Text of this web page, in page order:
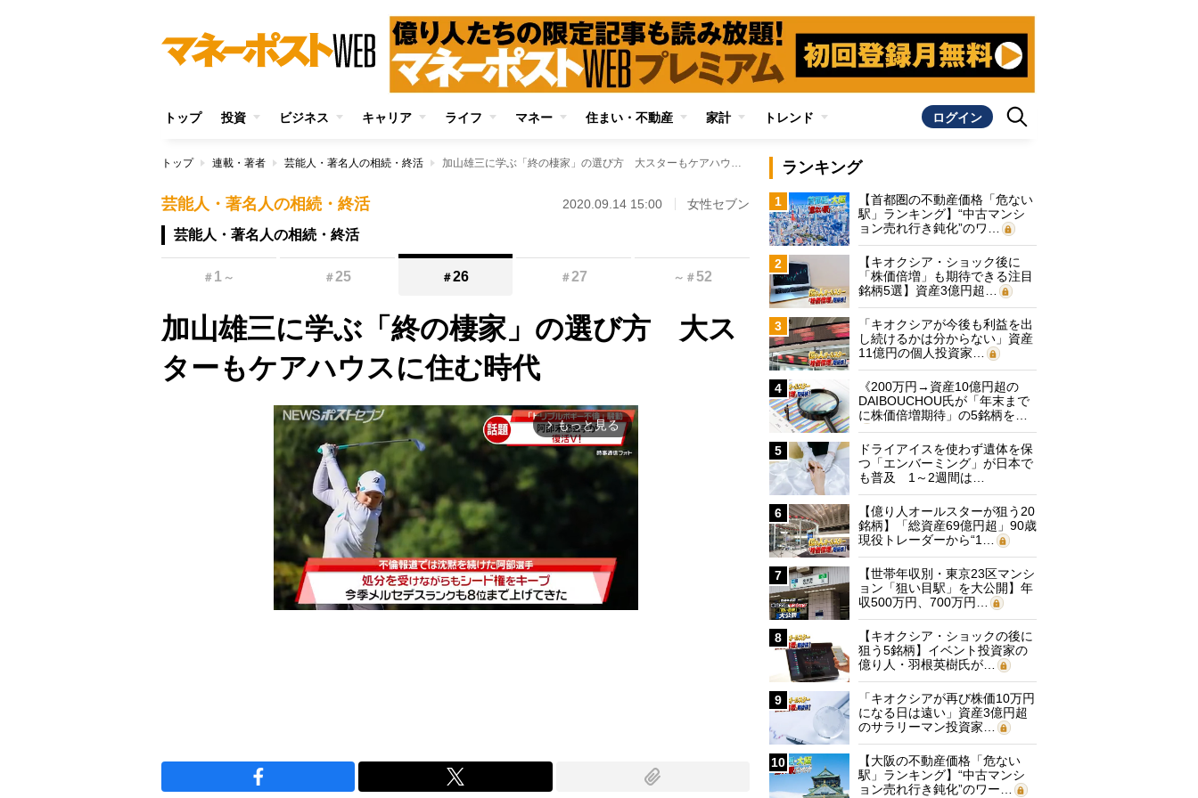
トップ 投資 ビジネス キャリア ライフ マネー 住まい・不動産 家計 トレンド ログイン
トップ 連載・著者 芸能人・著名人の相続・終活 加山雄三に学ぶ「終の棲家」の選び方 大スターもケアハウスに住む時代
芸能人・著名人の相続・終活 2020.09.14 15:00 女性セブン
芸能人・著名人の相続・終活
＃ 1 ～ ＃25 ＃26 ＃27 ～ ＃52
加山雄三に学ぶ「終の棲家」の選び方 大ス
ターもケアハウスに住む時代
arrow_forward_ios もっと見る
ランキング
1
【首都圏の不動産価格「危ない
駅」ランキング】“中古マンシ
ョン売れ行き鈍化”のワ…
2
【キオクシア・ショック後に
「株価倍増」も期待できる注目
銘柄5選】資産3億円超…
3
「キオクシアが今後も利益を出
し続けるかは分からない」資産
11億円の個人投資家…
4
《200万円→資産10億円超の
DAIBOUCHOU氏が「年末まで
に株価倍増期待」の5銘柄を…
5
ドライアイスを使わず遺体を保
つ「エンバーミング」が日本で
も普及 1～2週間は…
6
【億り人オールスターが狙う20
銘柄】「総資産69億円超」90歳
現役トレーダーから“1…
7
【世帯年収別・東京23区マンシ
ョン「狙い目駅」を大公開】年
収500万円、700万円…
8
【キオクシア・ショックの後に
狙う5銘柄】イベント投資家の
億り人・羽根英樹氏が…
9
「キオクシアが再び株価10万円
になる日は遠い」資産3億円超
のサラリーマン投資家…
10
【大阪の不動産価格「危ない
駅」ランキング】“中古マンシ
ョン売れ行き鈍化”のワー…